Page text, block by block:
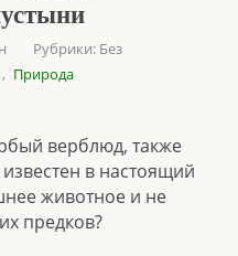
Рубрики: Без
, Природа
верблюд, также
в настоящий
животное и не
предков?